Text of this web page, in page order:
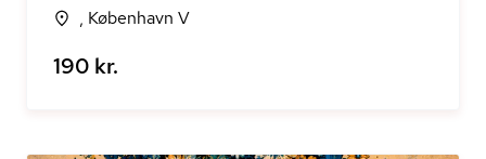
, København V
190 kr.